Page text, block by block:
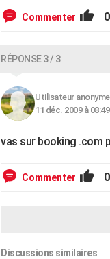
Commenter 0
RÉPONSE 3 / 3
Utilisateur anonyme
11 déc. 2009 à 08:49
vas sur booking .com
Commenter 0
Discussions similaires